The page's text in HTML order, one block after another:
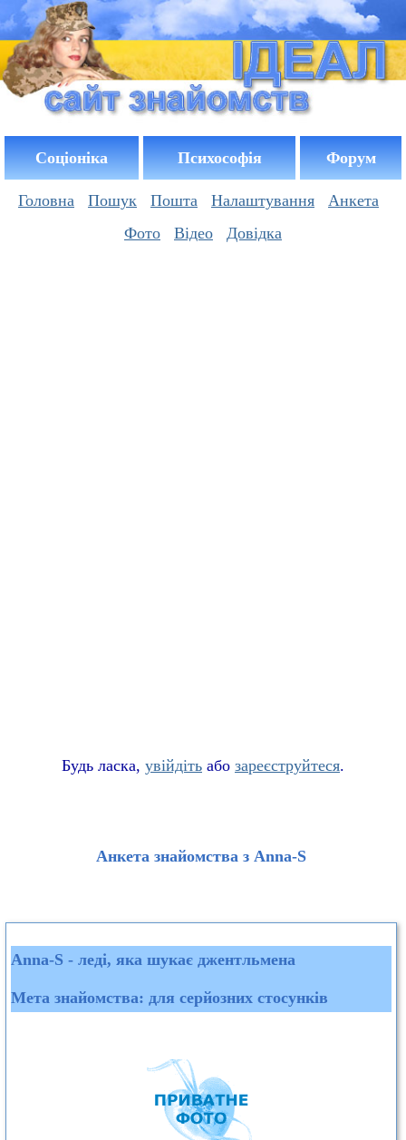
Соціоніка Психософія Форум
Головна Пошук Пошта Налаштування
Анкета
Фото
Відео Довідка
Будь ласка, увійдіть або зареєструйтеся.
Анкета знайомства з Anna-S
Anna-S - леді, яка шукає джентльмена
Мета знайомства: для серйозних стосунків